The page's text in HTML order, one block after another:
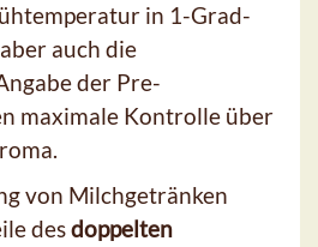
in 1-Grad-
auch die
der Pre-
maximale Kontrolle über
von Milchgetränken
desdoppelten